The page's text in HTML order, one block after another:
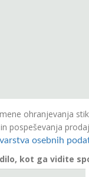
ohranjevanja
pospeševanja
osebnih
kot ga vidite